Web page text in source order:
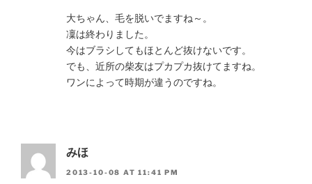
大ちゃん、毛を脱いでますね～。
凜は終わりました。
今はブラシしてもほとんど抜けないです。
でも、近所の柴友はプカプカ抜けてますね。
ワンによって時期が違うのですね。
みほ
2013-10-08 AT 11:41 PM